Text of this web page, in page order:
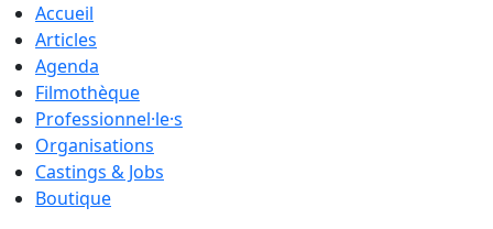
Accueil
Articles
Agenda
Filmothèque
Professionnel·le·s
Organisations
Castings & Jobs
Boutique